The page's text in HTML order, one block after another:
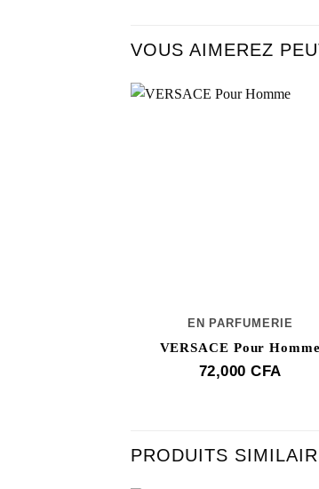
VOUS AIMEREZ
EN PARFUMERIE
VERSACE Pour Homme
72,000CFA
PRODUITS